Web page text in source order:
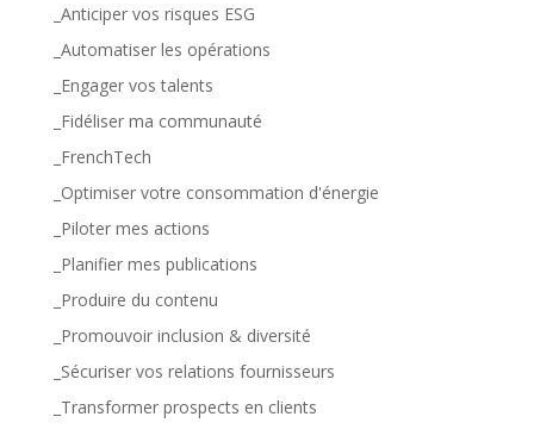
_Anticiper vos risques ESG
_Automatiser les opérations
_Engager vos talents
_Fidéliser ma communauté
_FrenchTech
_Optimiser votre consommation d'énergie
_Piloter mes actions
_Planifier mes publications
_Produire du contenu
_Promouvoir inclusion & diversité
_Sécuriser vos relations fournisseurs
_Transformer prospects en clients